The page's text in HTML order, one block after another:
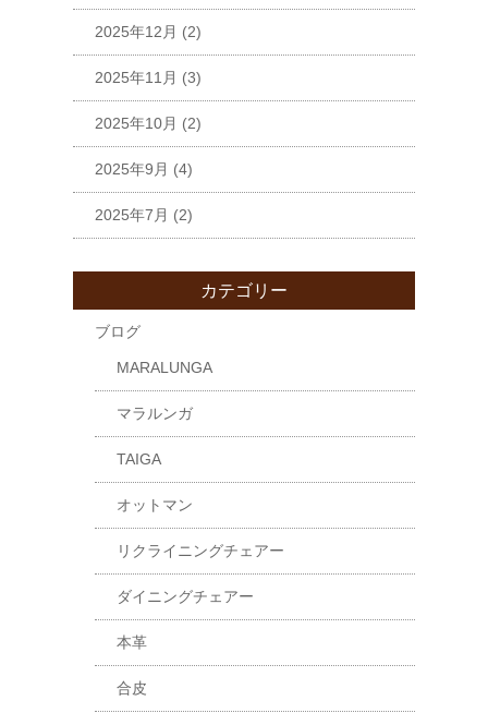
2025年12月 (2)
2025年11月 (3)
2025年10月 (2)
2025年9月 (4)
2025年7月 (2)
カテゴリー
ブログ
MARALUNGA
マラルンガ
TAIGA
オットマン
リクライニングチェアー
ダイニングチェアー
本革
合皮